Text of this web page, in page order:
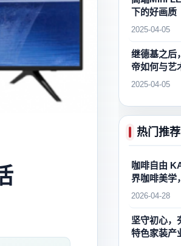
下的好画质
2025-04-05
继德基之后
帝如何与艺
2025-04-05
热门推荐
咖啡自由
界咖啡美学
2026-04-28
坚守初心，夯实根基 建
特色家装产